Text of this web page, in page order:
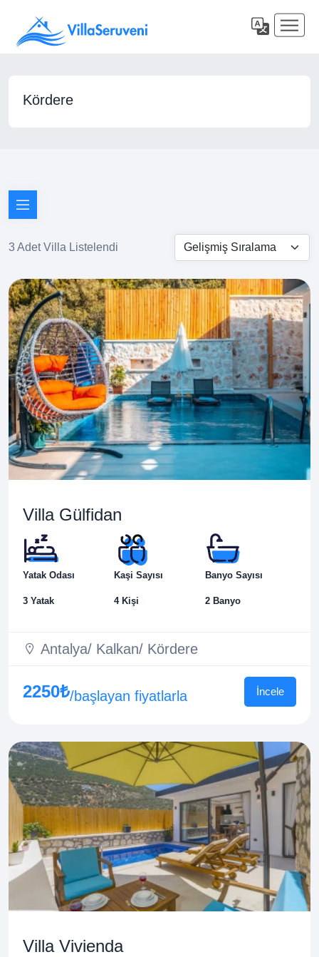
Kördere
3 Adet Villa Listelendi
Villa Gülfidan
Yatak Odası
3 Yatak
Kaşi Sayısı
4 Kişi
Banyo Sayısı
2 Banyo
Antalya/ Kalkan/ Kördere
2250₺/başlayan fiyatlarla İncele
Villa Vivienda